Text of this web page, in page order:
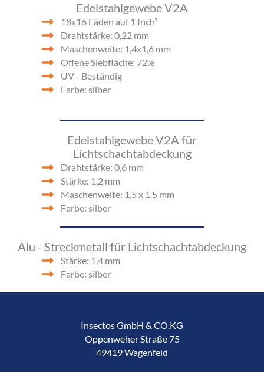
Edelstahlgewebe V2A
18x16 Fäden auf 1 Inch²
Drahtstärke: 0,22 mm
Maschenweite: 1,4x1,6 mm
Offene Siebfläche: 72%
UV - Beständig
Farbe: silber
Edelstahlgewebe V2A für
Lichtschachtabdeckung
Drahtstärke: 0,6 mm
Stärke: 1,2 mm
Maschenweite: 1,5 x 1.5 mm
Farbe: silber
Alu - Streckmetall für Lichtschachtabdeckung
Stärke: 1,4 mm
Farbe: silber
Insectos GmbH & CO.KG
Oppenweher Straße 75
49419 Wagenfeld